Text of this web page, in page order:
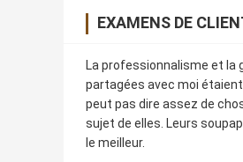
EXAMENS DE
La professionnalisme et la
partagées avec moi
peut pas dire assez de
sujet de elles. Leurs
le meilleur.